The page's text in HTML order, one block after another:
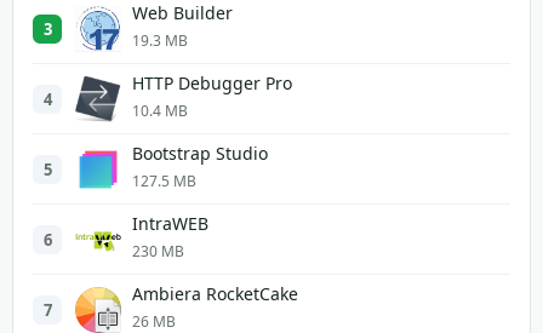
3
Web Builder
19.3 MB
4
HTTP Debugger Pro
10.4 MB
5
Bootstrap Studio
127.5 MB
6
IntraWEB
230 MB
7
Ambiera RocketCake
26 MB